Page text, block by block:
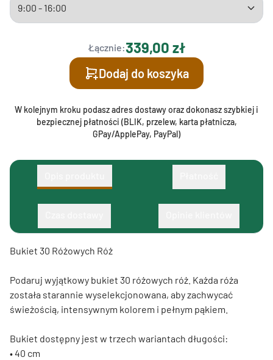
Łącznie:339,00 zł
Dodaj do koszyka
W kolejnym kroku podasz adres dostawy oraz dokonasz szybkiej i
bezpiecznej płatności (BLIK, przelew, karta płatnicza,
GPay/ApplePay, PayPal)
Bukiet 30 Różowych Róż
Podaruj wyjątkowy bukiet 30 różowych róż. Każda róża
została starannie wyselekcjonowana, aby zachwycać
świeżością, intensywnym kolorem i pełnym pąkiem.
Bukiet dostępny jest w trzech wariantach długości:
• 40 cm